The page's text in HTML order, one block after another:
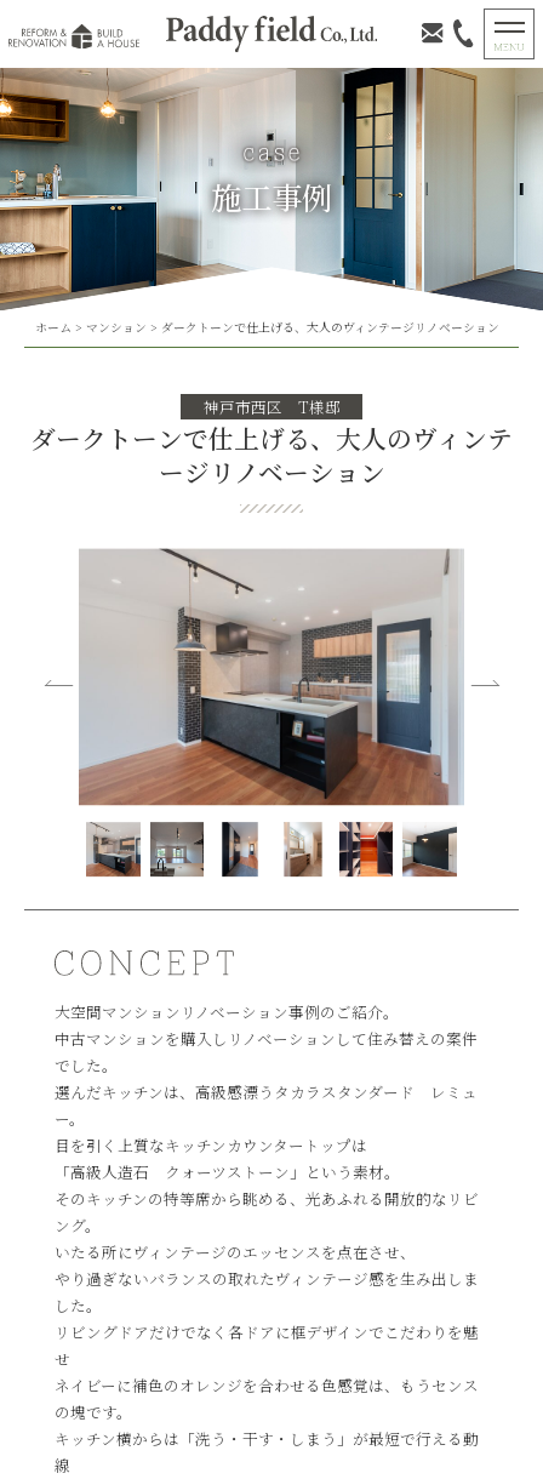
施工事例
ホーム > マンション > ダークトーンで仕上げる、大人のヴィンテージリノベーション
神戸市西区 T様邸
ダークトーンで仕上げる、大人のヴィンテ
ージリノベーション
大空間マンションリノベーション事例のご紹介。
中古マンションを購入しリノベーションして住み替えの案件
でした。
選んだキッチンは、高級感漂うタカラスタンダード レミュ
ー。
目を引く上質なキッチンカウンタートップは
「高級人造石 クォーツストーン」という素材。
そのキッチンの特等席から眺める、光あふれる開放的なリビ
ング。
いたる所にヴィンテージのエッセンスを点在させ、
やり過ぎないバランスの取れたヴィンテージ感を生み出しま
した。
リビングドアだけでなく各ドアに框デザインでこだわりを魅
せ
ネイビーに補色のオレンジを合わせる色感覚は、もうセンス
の塊です。
キッチン横からは「洗う・干す・しまう」が最短で行える動
線